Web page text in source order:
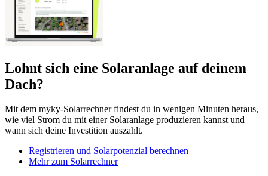
Lohnt sich eine Solaranlage auf deinem
Dach?
Mit dem myky-Solarrechner findest du in wenigen Minuten heraus,
wie viel Strom du mit einer Solaranlage produzieren kannst und
wann sich deine Investition auszahlt.
Registrieren und Solarpotenzial berechnen
Mehr zum Solarrechner